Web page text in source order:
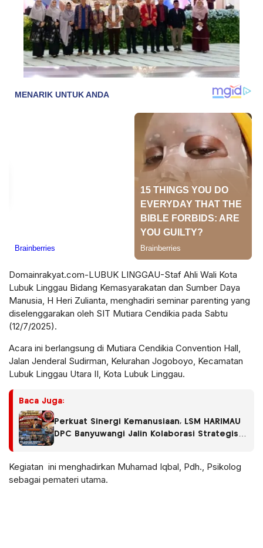
Domainrakyat.com-LUBUK LINGGAU-Staf Ahli Wali Kota
Lubuk Linggau Bidang Kemasyarakatan dan Sumber Daya
Manusia, H Heri Zulianta, menghadiri seminar parenting yang
diselenggarakan oleh SIT Mutiara Cendikia pada Sabtu
(12/7/2025).
Acara ini berlangsung di Mutiara Cendikia Convention Hall,
Jalan Jenderal Sudirman, Kelurahan Jogoboyo, Kecamatan
Lubuk Linggau Utara II, Kota Lubuk Linggau.
Baca Juga:
Perkuat Sinergi Kemanusiaan, LSM HARIMAU
DPC Banyuwangi Jalin Kolaborasi Strategis
Kegiatan ini menghadirkan Muhamad Iqbal, Pdh., Psikolog
sebagai pemateri utama.